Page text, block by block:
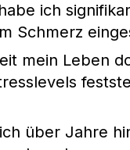
ich
Schmerz
mein Leben
über Jahre